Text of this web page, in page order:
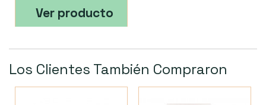
Ver producto
Los Clientes También Compraron